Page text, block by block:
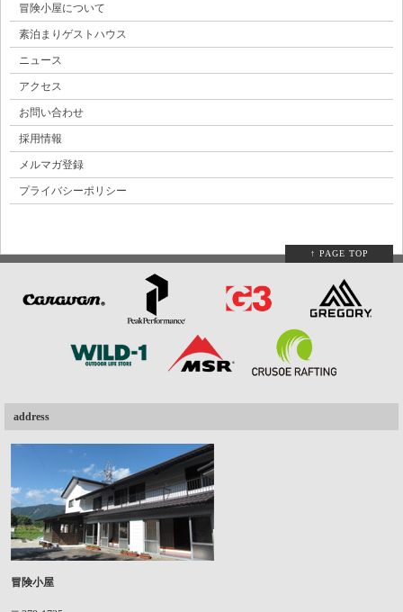
冒険小屋について
素泊まりゲストハウス
ニュース
アクセス
お問い合わせ
採用情報
メルマガ登録
プライバシーポリシー
↑ PAGE TOP
address
冒険小屋